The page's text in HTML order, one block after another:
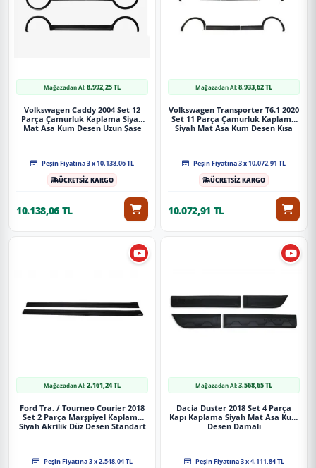
Mağazadan Al:8.992,25 TL
Volkswagen Caddy 2004 Set 12
Parça Çamurluk Kaplama Siyah
Mat Asa Kum Desen Uzun Şase
Peşin Fiyatına 3 x 10.138,06 TL
ÜCRETSİZ KARGO
10.138,06 TL
Mağazadan Al:8.933,62 TL
Volkswagen Transporter T6.1 2020
Set 11 Parça Çamurluk Kaplama
Siyah Mat Asa Kum Desen Kısa
Peşin Fiyatına 3 x 10.072,91 TL
ÜCRETSİZ KARGO
10.072,91 TL
Mağazadan Al:2.161,24 TL
Ford Tra. / Tourneo Courier 2018
Set 2 Parça Marşpiyel Kaplama
Siyah Akrilik Düz Desen Standart
Peşin Fiyatına 3 x 2.548,04 TL
Mağazadan Al:3.568,65 TL
Dacia Duster 2018 Set 4 Parça
Kapı Kaplama Siyah Mat Asa Kum
Desen Damalı
Peşin Fiyatına 3 x 4.111,84 TL